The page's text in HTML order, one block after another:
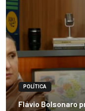
POLÍTICA
Flávio Bolsonaro